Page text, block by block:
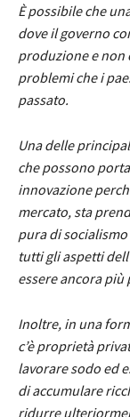
È possibile che
dove il governo
produzione e non
problemi che i
passato.
Una delle
che possono
innovazione
mercato, sta
pura di
tutti gli aspetti
essere ancora
Inoltre, in una
c’è proprietà
lavorare sodo ed
di accumulare
ridurre